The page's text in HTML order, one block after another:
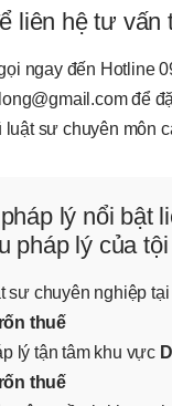
liên hệ tư vấn
ngay đến Hotline
để
sư chuyên môn
lý nổi bật
pháp lý của
sư chuyên nghiệp tại
thuế
lý tận tâm khu vực
thuế